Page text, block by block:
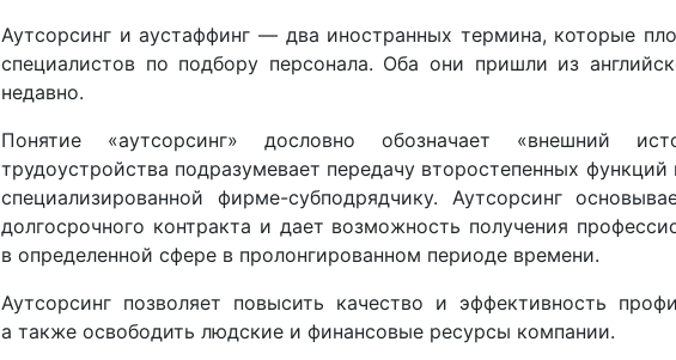
Аутсорсинг и аустаффинг — два иностранных термина, которые
специалистов по подбору персонала. Оба они пришли из
недавно.
Понятие «аутсорсинг» дословно обозначает «внешний
трудоустройства подразумевает передачу второстепенных
специализированной фирме-субподрядчику. Аутсорсинг
долгосрочного контракта и дает возможность получения
в определенной сфере в пролонгированном периоде времени.
Аутсорсинг позволяет повысить качество и эффективность
а также освободить людские и финансовые ресурсы компании.